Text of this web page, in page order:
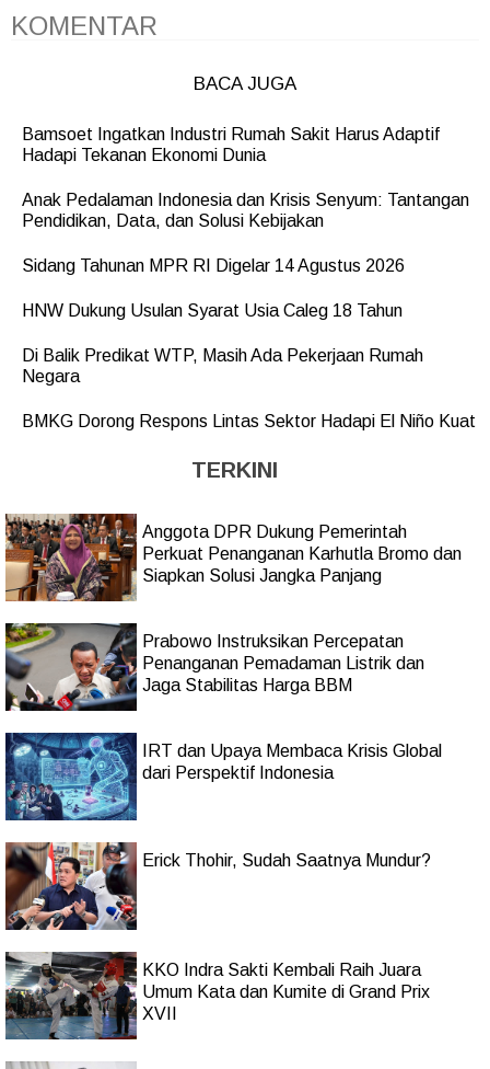
KOMENTAR
BACA JUGA
Bamsoet Ingatkan Industri Rumah Sakit Harus Adaptif
Hadapi Tekanan Ekonomi Dunia
Anak Pedalaman Indonesia dan Krisis Senyum: Tantangan
Pendidikan, Data, dan Solusi Kebijakan
Sidang Tahunan MPR RI Digelar 14 Agustus 2026
HNW Dukung Usulan Syarat Usia Caleg 18 Tahun
Di Balik Predikat WTP, Masih Ada Pekerjaan Rumah
Negara
BMKG Dorong Respons Lintas Sektor Hadapi El Niño Kuat
TERKINI
Anggota DPR Dukung Pemerintah
Perkuat Penanganan Karhutla Bromo dan
Siapkan Solusi Jangka Panjang
Prabowo Instruksikan Percepatan
Penanganan Pemadaman Listrik dan
Jaga Stabilitas Harga BBM
IRT dan Upaya Membaca Krisis Global
dari Perspektif Indonesia
Erick Thohir, Sudah Saatnya Mundur?
KKO Indra Sakti Kembali Raih Juara
Umum Kata dan Kumite di Grand Prix
XVII